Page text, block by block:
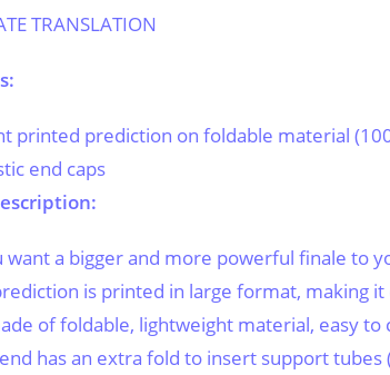
TRANSLATION
printed prediction on foldable material
end caps
want a bigger and more powerful finale to
is printed in large format, making
of foldable, lightweight material, easy to
has an extra fold to insert support